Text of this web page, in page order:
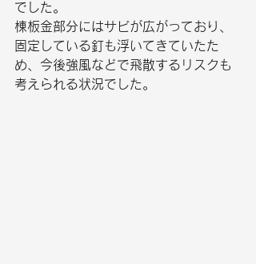
でした。
棟板金部分にはサビが広がっており、
固定している釘も浮いてきていたた
め、今後強風などで飛散するリスクも
考えられる状況でした。